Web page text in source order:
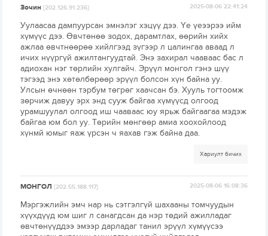
Зочин[202.126.91.236] 2025-08-06 22:41:24
Уулаасаа дампуурсан эмнэлэг хэцүү дээ. Үе үеээрээ ийм
хүмүүс дээ. Өвчтөнөө зодох, дарамтлах, өөрийн хийх
ажлаа өвчтнөөрөө хийлгээд зүгээр л цалингаа аваад л
ичих нүүргүй ажилтангуудтай. Энэ захирал чааваас бас л
адиохан нэг төрлийн хулгайч. Эрүүл монгол гэнэ шүү
тэгээд энэ хөтөлбөрөөр эрүүл болсон хүн байна уу.
Улсын өчнөөн тэрбум төгрөг хаачсан бэ. Хууль тогтоомж
зөрчиж давуу эрх энд сууж байгаа хүмүүсд олгоод
урамшуулал олгоод иш чааваас юу ярьж байгаагаа мэдэж
байгаа юм бол уу. Төрийн мөнгөөр амиа хоохойлоод
хүнмй юмыг яаж үрсэн ч яахав гэж байна даа.
Хариулт бичих
МОНГОЛ[202.55.188.117] 2025-08-06 16:08:36
Мэргэжлийн эмч нар нь сэтгэлгүй шахааны томчуудын
хүүхдүүд юм шиг л санагдсан да нэр төдий ажилладаг
өвчтөнүүддээ эмээр дарладаг танил эрүүл хүмүүсээ